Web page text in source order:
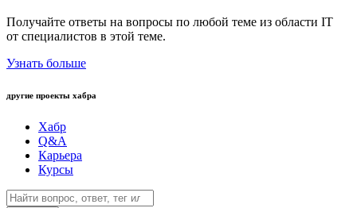
Получайте ответы на вопросы по любой теме из области IT
от специалистов в этой теме.
Узнать больше
другие проекты хабра
Хабр
Q&A
Карьера
Курсы